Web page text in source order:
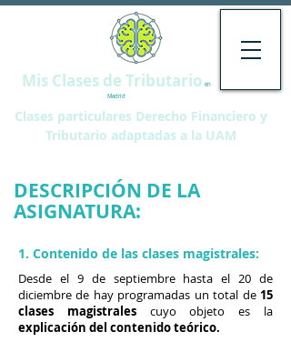
Mis Clases de Tributario en
Madrid
Clases particulares Derecho Financiero y
Tributario adaptadas a la UAM
DESCRIPCIÓN DE LA
ASIGNATURA:
1. Contenido de las clases magistrales:
Desde el 9 de septiembre hasta el 20 de
diciembre de hay programadas un total de 15
clases magistralescuyo objeto es la
explicación del contenido teórico.